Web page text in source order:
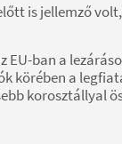
is jellemző
EU-ban a
körében a
korosztállyal